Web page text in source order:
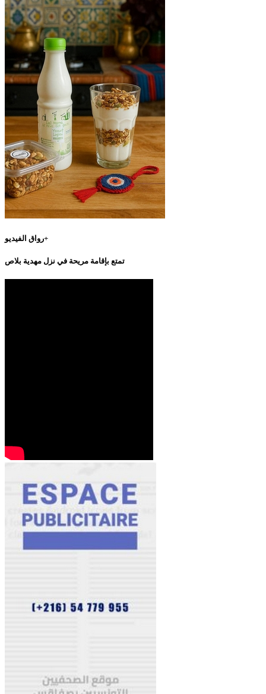
رواق الفيديو+
تمتع بإقامة مريحة في نزل مهدية بلاص